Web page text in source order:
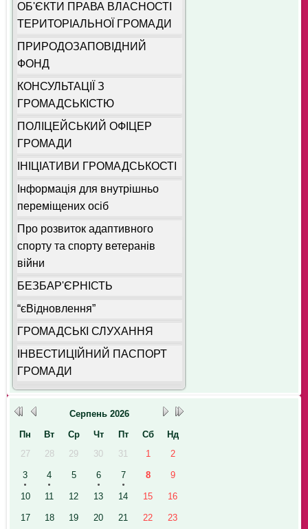
ОБ'ЄКТИ ПРАВА ВЛАСНОСТІ
ТЕРИТОРІАЛЬНОЇ ГРОМАДИ
ПРИРОДОЗАПОВІДНИЙ
ФОНД
КОНСУЛЬТАЦІЇ З
ГРОМАДСЬКІСТЮ
ПОЛІЦЕЙСЬКИЙ ОФІЦЕР
ГРОМАДИ
ІНІЦІАТИВИ ГРОМАДСЬКОСТІ
Інформація для внутрішньо
переміщених осіб
Про розвиток адаптивного
спорту та спорту ветеранів
війни
БЕЗБАР'ЄРНІСТЬ
“єВідновлення”
ГРОМАДСЬКІ СЛУХАННЯ
ІНВЕСТИЦІЙНИЙ ПАСПОРТ
ГРОМАДИ
Серпень 2026
Пн
Вт Ср Чт Пт Сб
Нд
27
28 29 30 31 1 2
3 4 5 6 7 8 9
10 11 12 13 14 15 16
17 18 19 20 21 22 23